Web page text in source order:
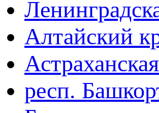
Алтайский
респ.